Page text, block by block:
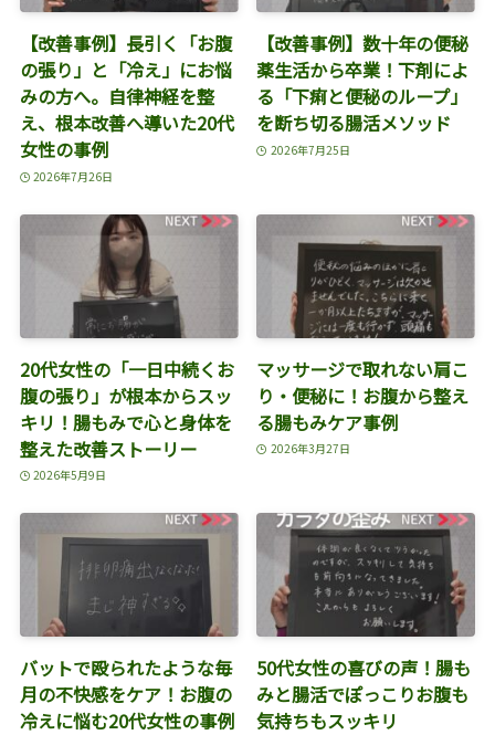
【改善事例】長引く「お腹
の張り」と「冷え」にお悩
みの方へ。自律神経を整
え、根本改善へ導いた20代
女性の事例
2026年7月26日
【改善事例】数十年の便秘
薬生活から卒業！下剤によ
る「下痢と便秘のループ」
を断ち切る腸活メソッド
2026年7月25日
20代女性の「一日中続くお
腹の張り」が根本からスッ
キリ！腸もみで心と身体を
整えた改善ストーリー
2026年5月9日
マッサージで取れない肩こ
り・便秘に！お腹から整え
る腸もみケア事例
2026年3月27日
バットで殴られたような毎
月の不快感をケア！お腹の
冷えに悩む20代女性の事例
50代女性の喜びの声！腸も
みと腸活でぽっこりお腹も
気持ちもスッキリ